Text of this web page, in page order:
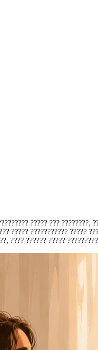
????? ??? ????????,
????? ??????????? ?????
???? ?????? ?????